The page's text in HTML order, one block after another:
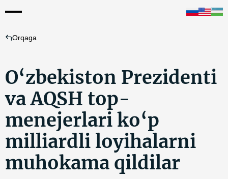
Orqaga
O‘zbekiston Prezidenti
va AQSH top-
menejerlari ko‘p
milliardli loyihalarni
muhokama qildilar